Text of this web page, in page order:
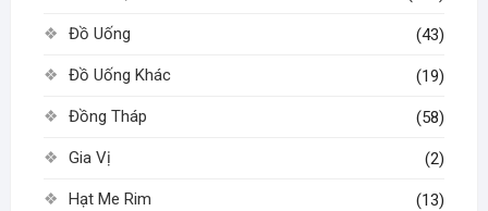
Đồ Uống (43)
Đồ Uống Khác (19)
Đồng Tháp (58)
Gia Vị (2)
Hạt Me Rim (13)